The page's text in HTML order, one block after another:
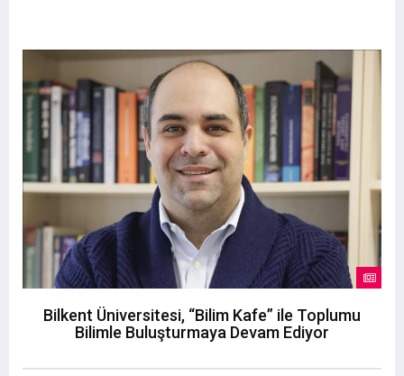
Bilkent Üniversitesi, “Bilim Kafe” ile Toplumu
Bilimle Buluşturmaya Devam Ediyor